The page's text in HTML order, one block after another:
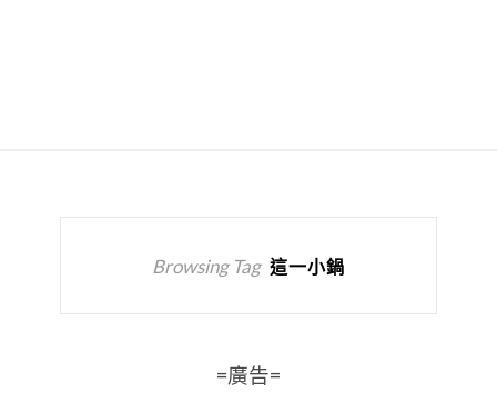
Browsing Tag 這一小鍋
=廣告=